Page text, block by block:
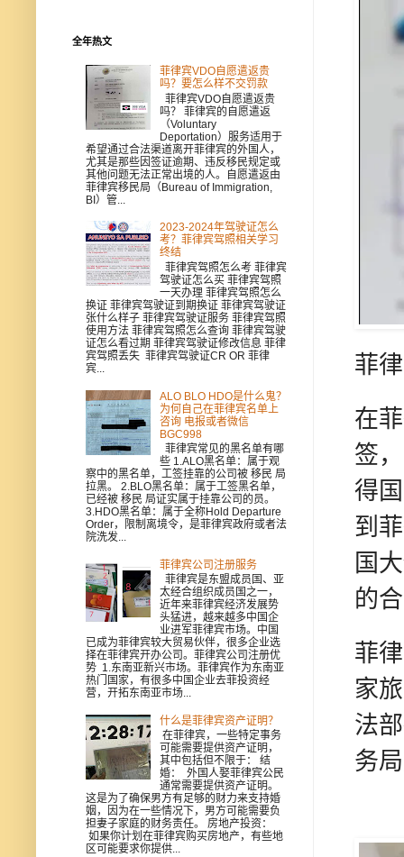
菲
在
签
得
到
国
的
菲
家
法
务
全年热文
菲律宾VDO自愿遣返贵
吗？要怎么样不交罚款
菲律宾VDO自愿遣返贵
吗？ 菲律宾的自愿遣返
（Voluntary
Deportation）服务适用于
希望通过合法渠道离开菲律宾的外国人，
尤其是那些因签证逾期、违反移民规定或
其他问题无法正常出境的人。自愿遣返由
菲律宾移民局（Bureau of Immigration,
BI）管...
2023-2024年驾驶证怎么
考？菲律宾驾照相关学习
终结
菲律宾驾照怎么考 菲律宾
驾驶证怎么买 菲律宾驾照
一天办理 菲律宾驾照怎么
换证 菲律宾驾驶证到期换证 菲律宾驾驶证
张什么样子 菲律宾驾驶证服务 菲律宾驾照
使用方法 菲律宾驾照怎么查询 菲律宾驾驶
证怎么看过期 菲律宾驾驶证修改信息 菲律
宾驾照丢失 菲律宾驾驶证CR OR 菲律
宾...
ALO BLO HDO是什么鬼？
为何自己在菲律宾名单上
咨询 电报或者微信
BGC998
菲律宾常见的黑名单有哪
些 1.ALO黑名单：属于观
察中的黑名单，工签挂靠的公司被 移民 局
拉黑。 2.BLO黑名单：属于工签黑名单，
已经被 移民 局证实属于挂靠公司的员。
3.HDO黑名单：属于全称Hold Departure
Order，限制离境令，是菲律宾政府或者法
院洗发...
菲律宾公司注册服务
菲律宾是东盟成员国、亚
太经合组织成员国之一，
近年来菲律宾经济发展势
头猛进，越来越多中国企
业进军菲律宾市场。中国
已成为菲律宾较大贸易伙伴，很多企业选
择在菲律宾开办公司。菲律宾公司注册优
势 1.东南亚新兴市场。菲律宾作为东南亚
热门国家，有很多中国企业去菲投资经
营，开拓东南亚市场...
什么是菲律宾资产证明？
在菲律宾，一些特定事务
可能需要提供资产证明，
其中包括但不限于： 结
婚： 外国人娶菲律宾公民
通常需要提供资产证明。
这是为了确保男方有足够的财力来支持婚
姻，因为在一些情况下，男方可能需要负
担妻子家庭的财务责任。 房地产投资：
如果你计划在菲律宾购买房地产，有些地
区可能要求你提供...